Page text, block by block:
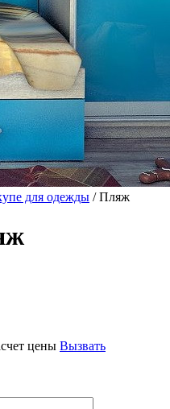
для одежды / Пляж
цены Вызвать